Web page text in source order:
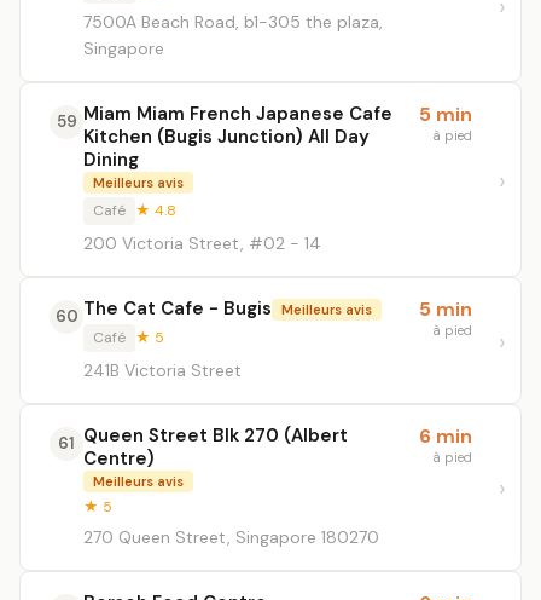
7500A Beach Road, b1-305 the plaza,
Singapore
59 Miam Miam French Japanese Cafe
Kitchen (Bugis Junction) All Day
Dining
Meilleurs avis
Café ★ 4.8
200 Victoria Street, #02 - 14
5 min
à pied
60 The Cat Cafe - Bugis Meilleurs avis
Café ★ 5
241B Victoria Street
5 min
à pied
61 Queen Street Blk 270 (Albert
Centre)
Meilleurs avis
★ 5
270 Queen Street, Singapore 180270
6 min
à pied